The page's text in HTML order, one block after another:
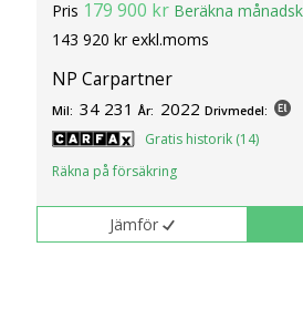
Pris 179 900 kr Beräkna
143 920 kr exkl.moms
NP Carpartner
Mil: 34 231 År: 2022 Drivmedel:
Gratis historik (14)
Räkna på försäkring
Jämför